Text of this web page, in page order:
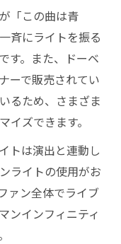
「この曲は青
斉にライトを振る
す。また、ドーベ
ーで販売されてい
るため、さまざま
イズできます。
トは演出と連動し
ライトの使用がお
ァン全体でライブ
ンインフィニティ